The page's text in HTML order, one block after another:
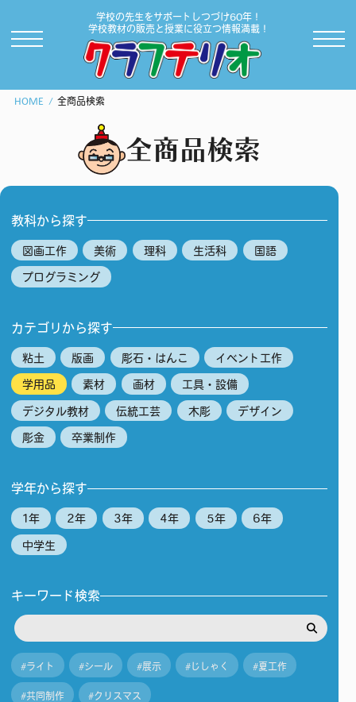
学校の先生をサポートしつづけ60年！
学校教材の販売と授業に役立つ情報満載！
HOME 全商品検索
全商品検索
教科から探す
図画工作 美術 理科 生活科 国語
プログラミング
カテゴリから探す
粘土 版画 彫石・はんこ イベント工作
学用品 素材 画材 工具・設備
デジタル教材 伝統工芸 木彫 デザイン
彫金 卒業制作
学年から探す
1年 2年 3年 4年 5年 6年
中学生
キーワード検索
#ライト #シール #展示 #じしゃく #夏工作
#共同制作 #クリスマス